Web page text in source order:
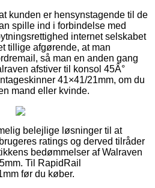
kunden er hensynstagende til de
spille ind i forbindelse med
internet selskabet
tillige afgørende, at man
så man en anden gang
afstiver til konsol 45Â°
41×41/21mm, om du
mand eller kvinde.
belejlige løsninger til at
ratings og derved tilråder
bedømmelser af Walraven
Til RapidRail
før du køber.